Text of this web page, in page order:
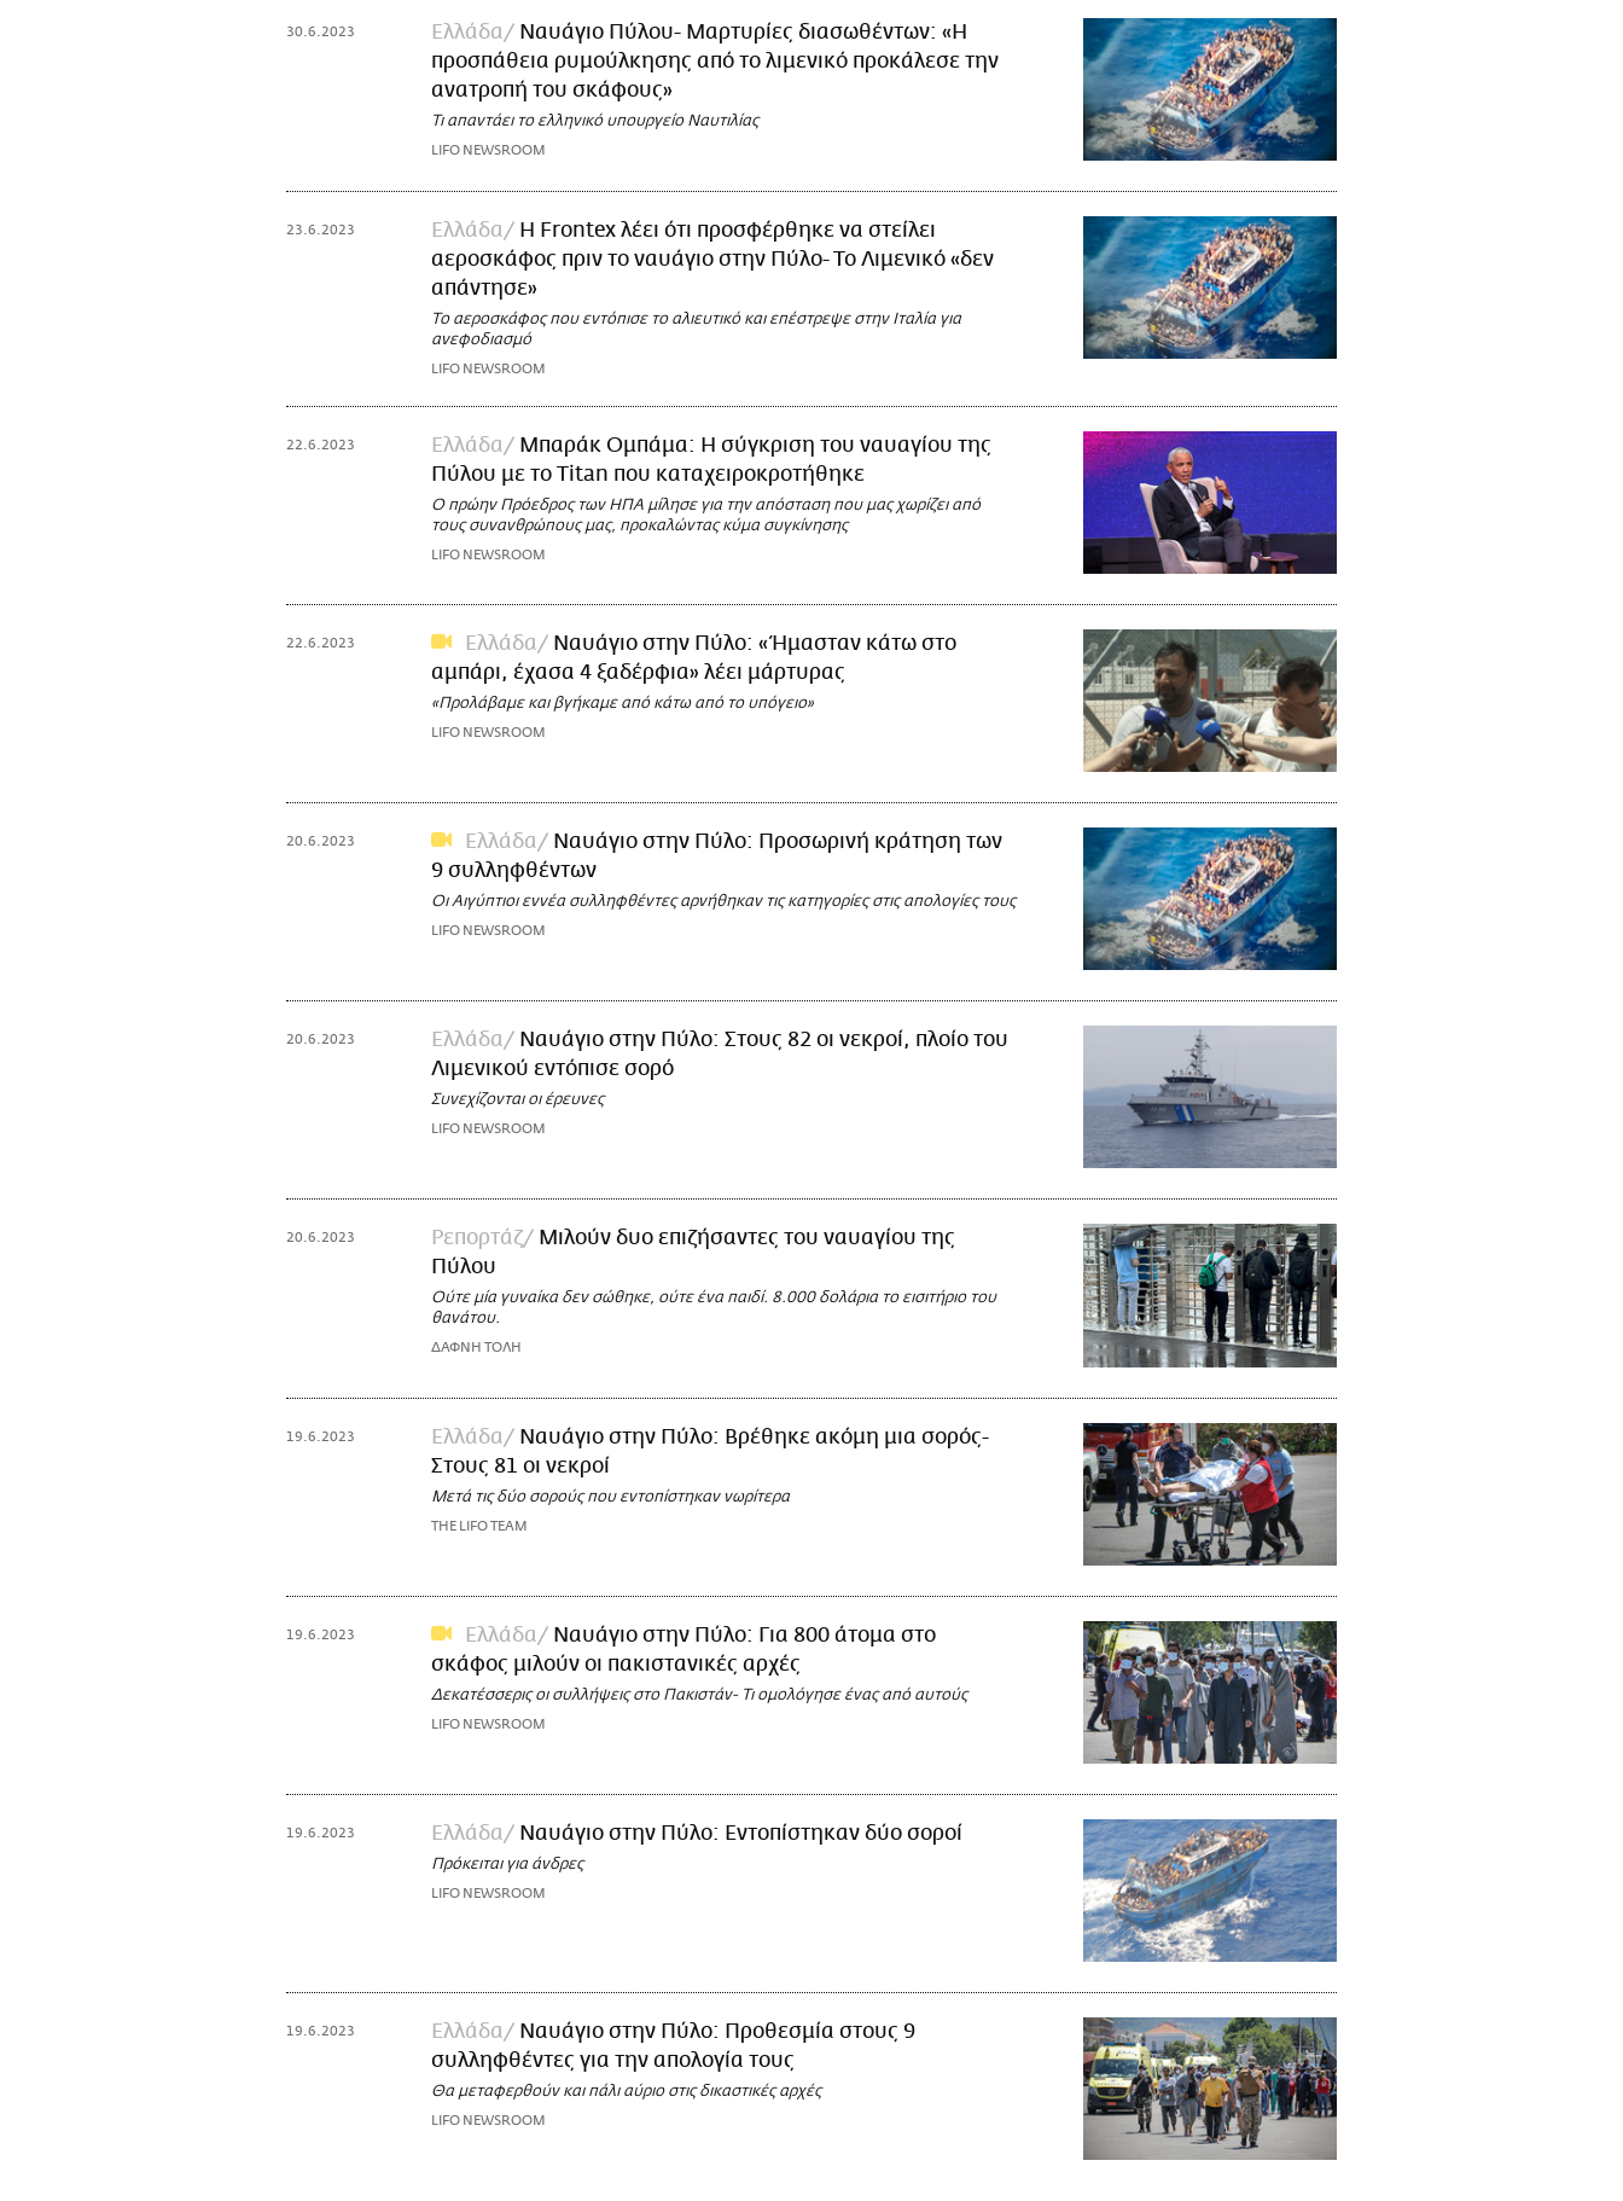
30.6.2023 Ελλάδα
Ναυάγιο Πύλου- Μαρτυρίες διασωθέντων: «Η
προσπάθεια ρυμούλκησης από το λιμενικό προκάλεσε την
ανατροπή του σκάφους»
Τι απαντάει το ελληνικό υπουργείο Ναυτιλίας
LIFO NEWSROOM
23.6.2023 Ελλάδα
H Frontex λέει ότι προσφέρθηκε να στείλει
αεροσκάφος πριν το ναυάγιο στην Πύλο- Το Λιμενικό «δεν
απάντησε»
Το αεροσκάφος που εντόπισε το αλιευτικό και επέστρεψε στην Ιταλία για
ανεφοδιασμό
LIFO NEWSROOM
22.6.2023 Ελλάδα
Μπαράκ Ομπάμα: Η σύγκριση του ναυαγίου της
Πύλου με το Titan που καταχειροκροτήθηκε
Ο πρώην Πρόεδρος των ΗΠΑ μίλησε για την απόσταση που μας χωρίζει από
τους συνανθρώπους μας, προκαλώντας κύμα συγκίνησης
LIFO NEWSROOM
22.6.2023 Ελλάδα
Ναυάγιο στην Πύλο: «Ήμασταν κάτω στο
αμπάρι, έχασα 4 ξαδέρφια» λέει μάρτυρας
«Προλάβαμε και βγήκαμε από κάτω από το υπόγειο»
LIFO NEWSROOM
20.6.2023 Ελλάδα
Ναυάγιο στην Πύλο: Προσωρινή κράτηση των
9 συλληφθέντων
Οι Αιγύπτιοι εννέα συλληφθέντες αρνήθηκαν τις κατηγορίες στις απολογίες τους
LIFO NEWSROOM
20.6.2023 Ελλάδα
Ναυάγιο στην Πύλο: Στους 82 οι νεκροί, πλοίο του
Λιμενικού εντόπισε σορό
Συνεχίζονται οι έρευνες
LIFO NEWSROOM
20.6.2023 Ρεπορτάζ
Μιλούν δυο επιζήσαντες του ναυαγίου της
Πύλου
Ούτε μία γυναίκα δεν σώθηκε, ούτε ένα παιδί. 8.000 δολάρια το εισιτήριο του
θανάτου.
ΔΑΦΝΗ ΤΟΛΗ
19.6.2023 Ελλάδα
Ναυάγιο στην Πύλο: Βρέθηκε ακόμη μια σορός-
Στους 81 οι νεκροί
Μετά τις δύο σορούς που εντοπίστηκαν νωρίτερα
THE LIFO TEAM
19.6.2023 Ελλάδα
Ναυάγιο στην Πύλο: Για 800 άτομα στο
σκάφος μιλούν οι πακιστανικές αρχές
Δεκατέσσερις οι συλλήψεις στο Πακιστάν- Τι ομολόγησε ένας από αυτούς
LIFO NEWSROOM
19.6.2023 Ελλάδα Ναυάγιο στην Πύλο: Εντοπίστηκαν δύο σοροί
Πρόκειται για άνδρες
LIFO NEWSROOM
19.6.2023 Ελλάδα
Ναυάγιο στην Πύλο: Προθεσμία στους 9
συλληφθέντες για την απολογία τους
Θα μεταφερθούν και πάλι αύριο στις δικαστικές αρχές
LIFO NEWSROOM